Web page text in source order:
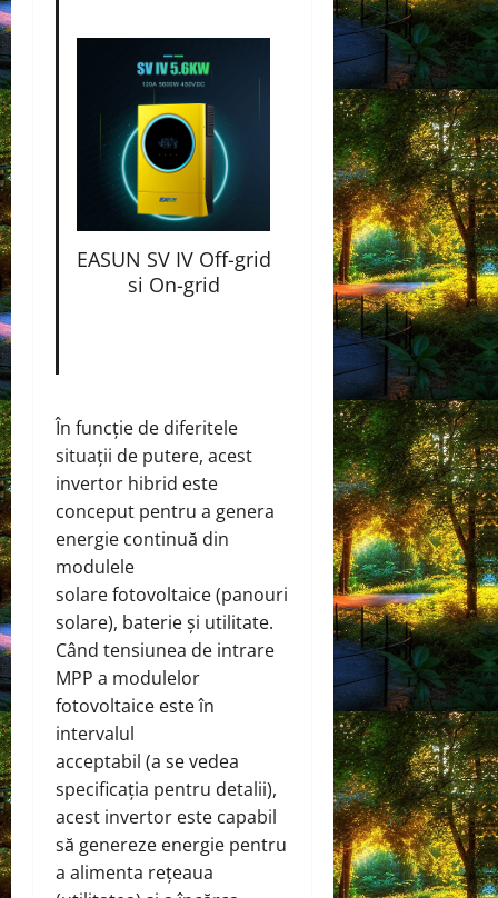
EASUN SV IV Off-grid
si On-grid
În funcție de diferitele
situații de putere, acest
invertor hibrid este
conceput pentru a genera
energie continuă din
modulele
solare fotovoltaice (panouri
solare), baterie și utilitate.
Când tensiunea de intrare
MPP a modulelor
fotovoltaice este în
intervalul
acceptabil (a se vedea
specificația pentru detalii),
acest invertor este capabil
să genereze energie pentru
a alimenta rețeaua